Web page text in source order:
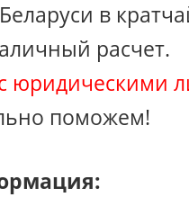
в
расчет.
юридическими
поможем!